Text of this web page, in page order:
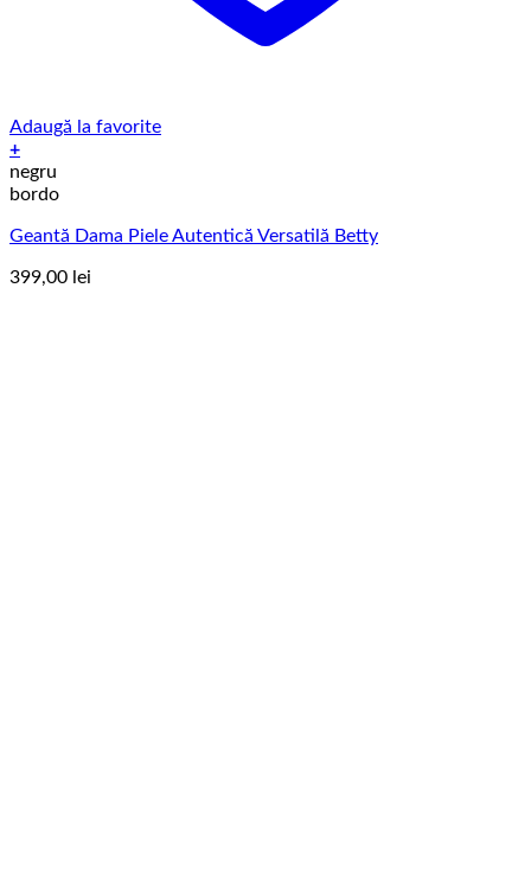
Adaugă la favorite
+
Acest
produs
mai
variații.
negru
bordo
Geantă Dama Piele Autentică Versatilă Betty
399,00 lei